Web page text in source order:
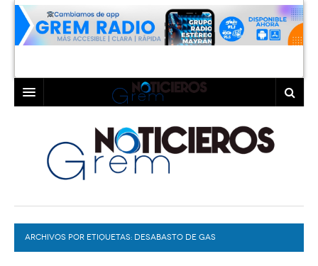
LAGUNA
TORREÓN
GÓMEZ PALACIO
LERDO
COAHUILA
DURANGO
DEPORTES
ARCHIVOS POR ETIQUETAS: DESABASTO DE GAS